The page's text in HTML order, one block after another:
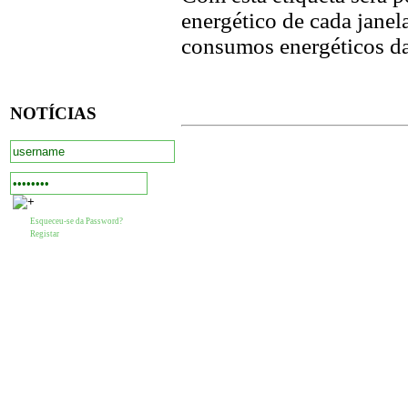
NOTÍCIAS
Esqueceu-se da Password?
Registar
energético de cada
consumos energéticos